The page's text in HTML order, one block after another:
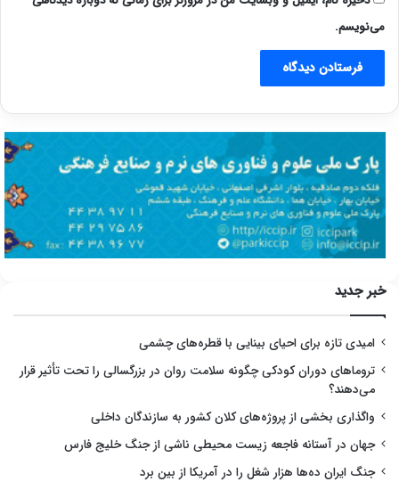
می‌نویسم.
خبر جدید
امیدی تازه برای احیای بینایی با قطره‌های چشمی
تروماهای دوران کودکی چگونه سلامت روان در بزرگسالی را تحت تأثیر قرار
می‌دهند؟
واگذاری بخشی از پروژه‌های کلان کشور به سازندگان داخلی
جهان در آستانه فاجعه زیست محیطی ناشی از جنگ خلیج فارس
جنگ ایران ده‌ها هزار شغل را در آمریکا از بین برد